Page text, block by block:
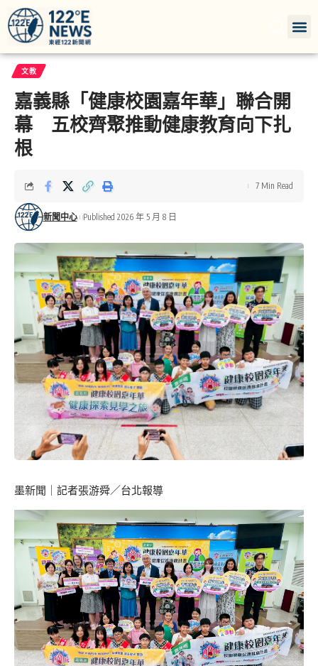
文教
嘉義縣「健康校園嘉年華」聯合開
幕 五校齊聚推動健康教育向下扎
根
新聞中心 Published 2026 年 5 月 8 日
7 Min Read
墨新聞 ｜記者張游舜／台北報導